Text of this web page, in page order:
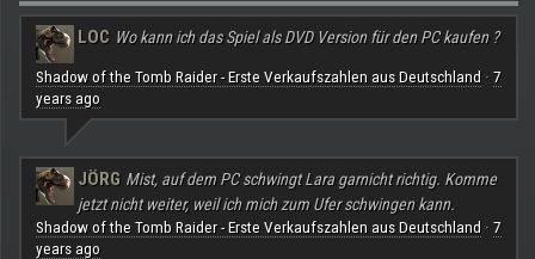
LOC Wo kann ich das Spiel als DVD Version für den PC kaufen ?
Shadow of the Tomb Raider - Erste Verkaufszahlen aus Deutschland · 7
years ago
JÖRG Mist, auf dem PC schwingt Lara garnicht richtig. Komme
jetzt nicht weiter, weil ich mich zum Ufer schwingen kann.
Shadow of the Tomb Raider - Erste Verkaufszahlen aus Deutschland · 7
years ago